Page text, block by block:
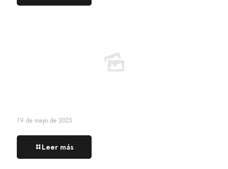
19 de mayo de 2025
Leer más